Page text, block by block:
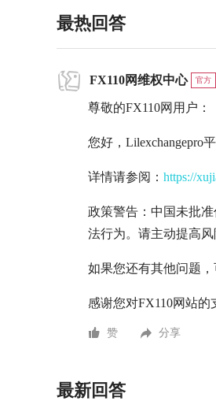
最热回答
FX110网维权中心 官方
尊敬的FX110网用户：
您好，Lilexchangepro
详情请参阅： https://
政策警告：中国未批
法行为。请主动提高
如果您还有其他问题，
感谢您对FX110网站的
赞 分享
最新回答